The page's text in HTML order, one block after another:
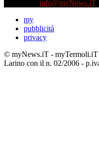
info@myNews.iT
my
pubblicità
privacy
© myNews.iT - myTermoli.iT
Larino con il n. 02/2006 -